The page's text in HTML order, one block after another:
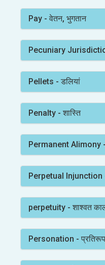
Pay - वेतन, भुगतान
Pecuniary
Pellets - डलियां
Penalty - शास्ति
Permanent Alimony -
Perpetual Injunction -
perpetuity - शाश्वत
Personation -